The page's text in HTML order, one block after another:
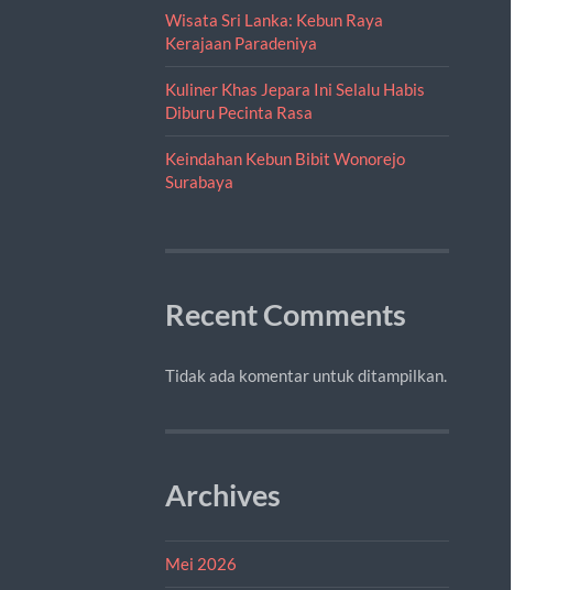
Wisata Sri Lanka: Kebun Raya
Kerajaan Paradeniya
Kuliner Khas Jepara Ini Selalu Habis
Diburu Pecinta Rasa
Keindahan Kebun Bibit Wonorejo
Surabaya
Recent Comments
Tidak ada komentar untuk ditampilkan.
Archives
Mei 2026